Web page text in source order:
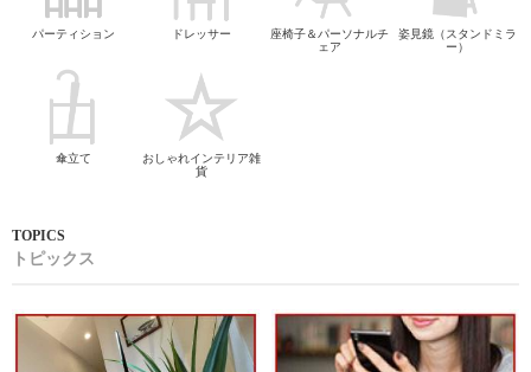
パーティション ドレッサー
座椅子＆パーソナルチ
ェア
姿見鏡（スタンドミラ
ー）
傘立て
おしゃれインテリア雑
貨
トピックス